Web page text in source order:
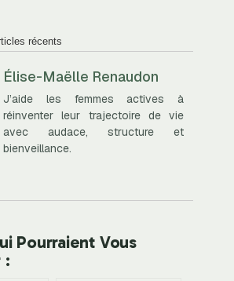
récents
Élise-Maëlle Renaudon
J’aide les femmes actives à
réinventer leur trajectoire de vie
avec audace, structure et
bienveillance.
Pourraient Vous
: